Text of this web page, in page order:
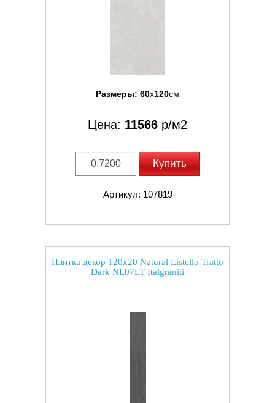
Размеры: 60x120см
Цена: 11566 р/м2
Купить
Артикул: 107819
Плитка декор 120x20 Natural Listello Tratto
Dark NL07LT Italgraniti